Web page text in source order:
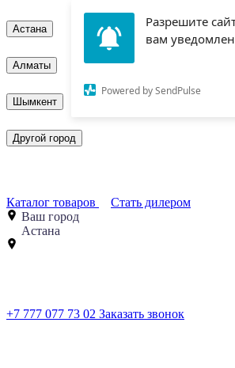
Разрешите
вам
Powered by SendPulse
Астана
Алматы
Шымкент
Другой город
Каталог товаров
Стать дилером
Ваш город
Астана
+7 777 077 73 02 Заказать звонок